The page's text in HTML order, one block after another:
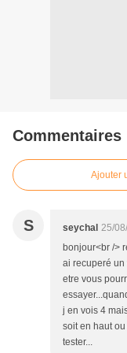
Commentaires
Ajouter
S seychal 25/
bonjour<br />
ai recuperé
etre vous
j en vois 4
soit en haut
tester...